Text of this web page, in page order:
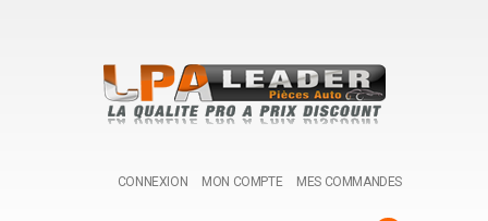
CONNEXION MON COMPTE MES COMMANDES